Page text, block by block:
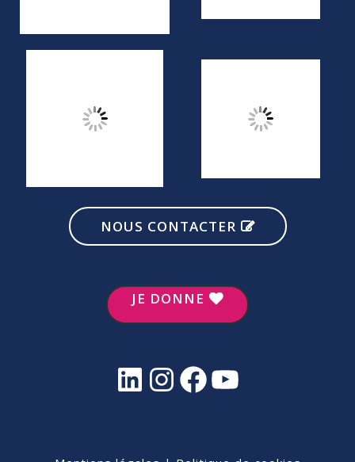
NOUS CONTACTER
JE DONNE
LinkedInInstagramFacebookYouTube